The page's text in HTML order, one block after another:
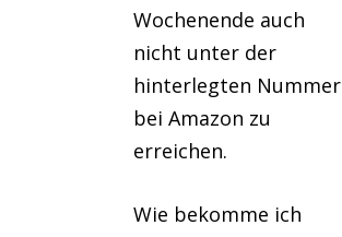
Wochenende auch
nicht unter der
hinterlegten Nummer
bei Amazon zu
erreichen.
Wie bekomme ich